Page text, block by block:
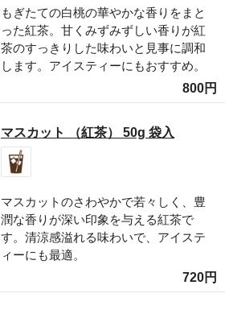
もぎたての白桃の華やかな香りをまと
った紅茶。甘くみずみずしい香りが紅
茶のすっきりした味わいと見事に調和
します。アイスティーにもおすすめ。
800円
マスカット （紅茶） 50g 袋入
マスカットのさわやかで若々しく、豊
潤な香りが深い印象を与える紅茶で
す。清涼感溢れる味わいで、アイステ
ィーにも最適。
720円